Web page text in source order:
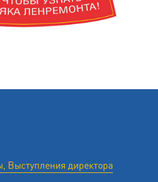
Выступления директора